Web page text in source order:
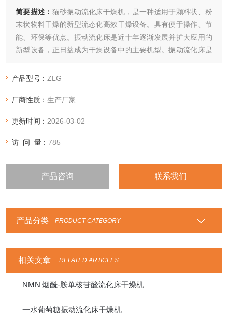
简要描述： 猫砂振动流化床干燥机，是一种适用于颗料状、粉
末状物料干燥的新型流态化高效干燥设备。具有便于操作、节
能、环保等优点。振动流化床是近十年逐渐发展并扩大应用的
新型设备，正日益成为干燥设备中的主要机型。振动流化床是
置。这个振动源依其激振方法可分为电动机法、电磁感应法、
产品型号：ZLG
厂商性质：生产厂家
更新时间： 2026-03-02
访 问 量：785
产品咨询 联系我们
产品分类 PRODUCT CATEGORY
相关文章 RELATED ARTICLES
NMN 烟酰-胺单核苷酸流化床干燥机
一水葡萄糖振动流化床干燥机